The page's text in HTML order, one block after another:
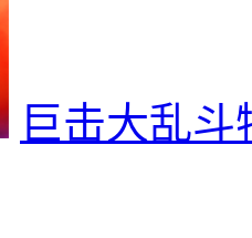
巨击大乱